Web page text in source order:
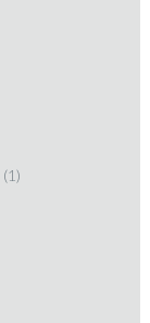
(1)